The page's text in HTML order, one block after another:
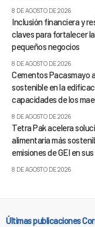
8 DE AGOSTO DE 2026
Inclusión financiera y
claves para fortalecer
pequeños negocios
8 DE AGOSTO DE 2026
Cementos Pacasmayo
sostenible en la
capacidades de los
8 DE AGOSTO DE 2026
Tetra Pak acelera
alimentaria más
emisiones de GEI en
8 DE AGOSTO DE 2026
Últimas publicaciones